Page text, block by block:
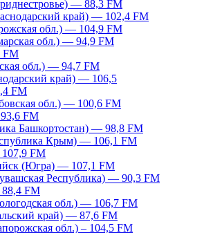
— 88,3 FM
край) — 102,4 FM
обл.) — 104,9 FM
обл.) — 94,9 FM
FM
обл.) — 94,7 FM
край) — 106,5
FM
обл.) — 100,6 FM
FM
Башкортостан) — 98,8 FM
Крым) — 106,1 FM
FM
(Югра) — 107,1 FM
Республика) — 90,3 FM
FM
обл.) — 106,7 FM
край) — 87,6 FM
обл.) – 104,5 FM